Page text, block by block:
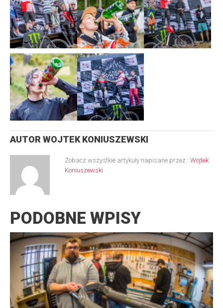
AUTOR WOJTEK KONIUSZEWSKI
Zobacz wszystkie artykuły napisane przez : Wojtek
Koniuszewski
PODOBNE WPISY